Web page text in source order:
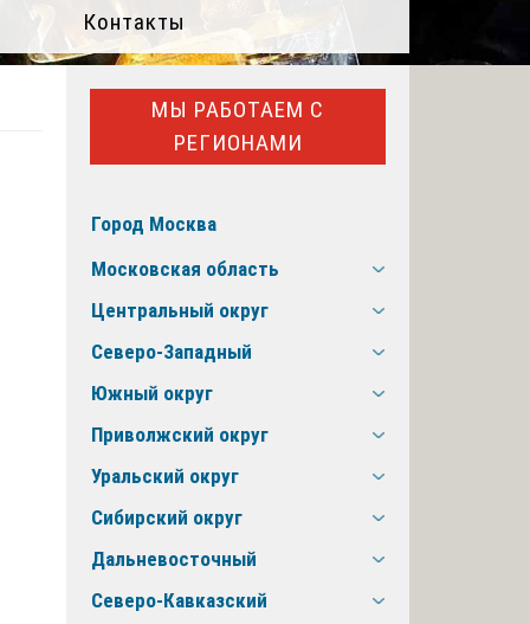
Контакты
МЫ РАБОТАЕМ С
РЕГИОНАМИ
Город Москва
Московская область
Центральный округ
Северо-Западный
Южный округ
Приволжский округ
Уральский округ
Сибирский округ
Дальневосточный
Северо-Кавказский